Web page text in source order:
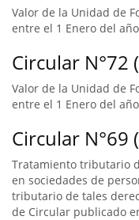
Valor de la Unidad de
entre el 1 Enero del
Circular N°72
Valor de la Unidad de
entre el 1 Enero del
Circular N°69
Tratamiento tributario
en sociedades de
tributario de tales
de Circular publicado